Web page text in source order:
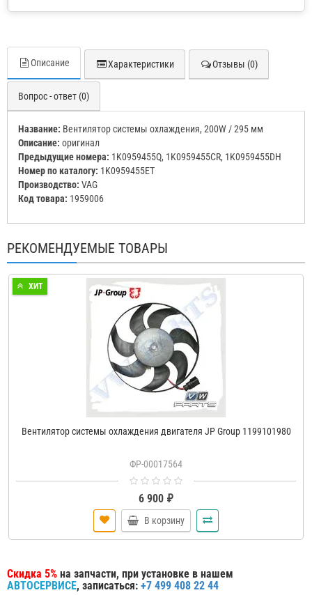
Описание Характеристики Отзывы (0)
Вопрос - ответ (0)
Название: Вентилятор системы охлаждения, 200W / 295 мм
Описание: оригинал
Предыдущие номера: 1K0959455Q, 1K0959455CR, 1K0959455DH
Номер по каталогу: 1K0959455ET
Производство: VAG
Код товара: 1959006
РЕКОМЕНДУЕМЫЕ ТОВАРЫ
ХИТ
Вентилятор системы охлаждения двигателя JP Group 1199101980
ФР-00017564
6 900 ₽
В корзину
Скидка 5% на запчасти, при установке в нашем
АВТОСЕРВИСЕ, записаться: +7 499 408 22 44